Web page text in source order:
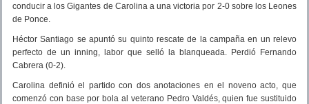
conducir a los Gigantes de Carolina a una victoria por 2-0 sobre los Leones
de Ponce.
Héctor Santiago se apuntó su quinto rescate de la campaña en un relevo
perfecto de un inning, labor que selló la blanqueada. Perdió Fernando
Cabrera (0-2).
Carolina definió el partido con dos anotaciones en el noveno acto, que
comenzó con base por bola al veterano Pedro Valdés, quien fue sustituido